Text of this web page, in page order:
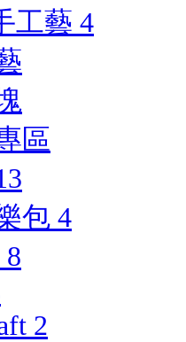
工藝 4
區
包 4
8
2